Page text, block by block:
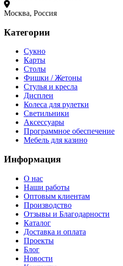
Москва, Россия
Категории
Сукно
Карты
Столы
Фишки / Жетоны
Стулья и кресла
Дисплеи
Колеса для рулетки
Светильники
Аксессуары
Программное обеспечение
Мебель для казино
Информация
О нас
Наши работы
Оптовым клиентам
Производство
Отзывы и Благодарности
Каталог
Доставка и оплата
Проекты
Блог
Новости